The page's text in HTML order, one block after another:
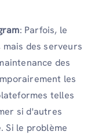
: Parfois, le
des serveurs
des
les
telles
si d'autres
Si le problème